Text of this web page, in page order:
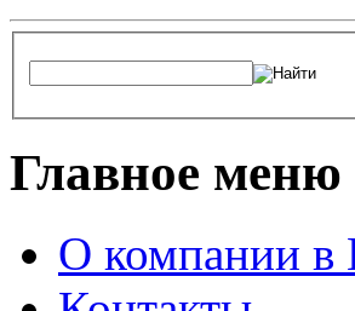
Главное меню
О компании в